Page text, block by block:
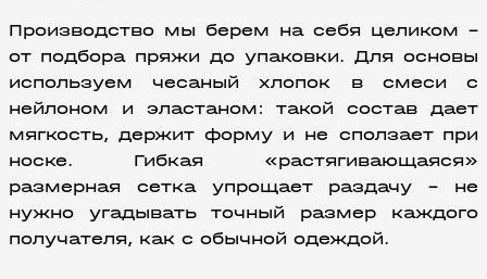
Производство мы берем на себя целиком –
от подбора пряжи до упаковки. Для основы
используем чесаный хлопок в смеси с
нейлоном и эластаном: такой состав дает
мягкость, держит форму и не сползает при
носке. Гибкая «растягивающаяся»
размерная сетка упрощает раздачу – не
нужно угадывать точный размер каждого
получателя, как с обычной одеждой.